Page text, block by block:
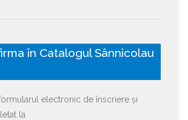
în Catalogul Sânnicolau
electronic de înscriere și
la